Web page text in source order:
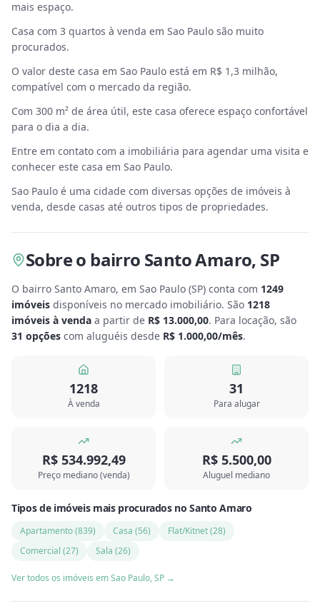
mais espaço.
Casa com 3 quartos à venda em Sao Paulo são muito
procurados.
O valor deste casa em Sao Paulo está em R$ 1,3 milhão,
compatível com o mercado da região.
Com 300 m² de área útil, este casa oferece espaço confortável
para o dia a dia.
Entre em contato com a imobiliária para agendar uma visita e
conhecer este casa em Sao Paulo.
Sao Paulo é uma cidade com diversas opções de imóveis à
venda, desde casas até outros tipos de propriedades.
Sobreo bairro Santo Amaro, SP
O bairro Santo Amaro, em Sao Paulo (SP) conta com 1249
imóveis disponíveis no mercado imobiliário. São 1218
imóveis à venda a partir de R$ 13.000,00. Para locação, são
31 opções com aluguéis desde R$ 1.000,00/mês.
1218
À venda
31
Para alugar
R$ 534.992,49
Preço mediano (venda)
R$ 5.500,00
Aluguel mediano
Tipos de imóveis mais procurados no Santo Amaro
Apartamento(839) Casa (56) Flat/Kitnet(28)
Comercial (27) Sala (26)
Ver todos os imóveis emSao Paulo,SP →